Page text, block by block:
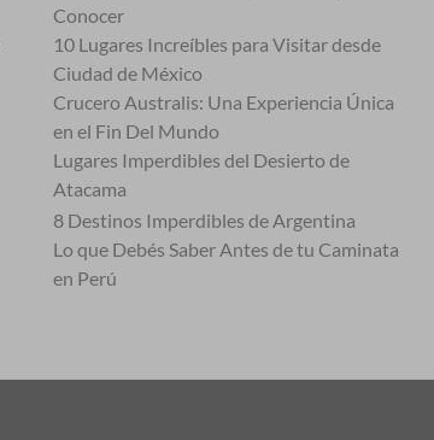
Conocer
10 Lugares Increíbles para Visitar desde
Ciudad de México
Crucero Australis: Una Experiencia Única
en el Fin Del Mundo
Lugares Imperdibles del Desierto de
Atacama
8 Destinos Imperdibles de Argentina
Lo que Debés Saber Antes de tu Caminata
en Perú